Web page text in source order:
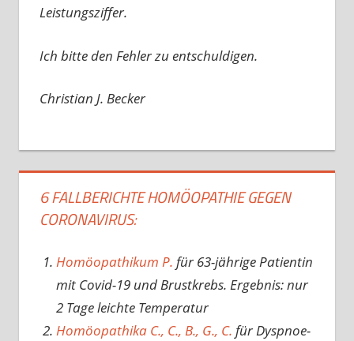
Leistungsziffer.
Ich bitte den Fehler zu entschuldigen.
Christian J. Becker
6 FALLBERICHTE HOMÖOPATHIE GEGEN
CORONAVIRUS:
Homöopathikum P. für 63-jährige Patientin
mit Covid-19 und Brustkrebs. Ergebnis: nur
2 Tage leichte Temperatur
Homöopathika C., C., B., G., C. für Dyspnoe-